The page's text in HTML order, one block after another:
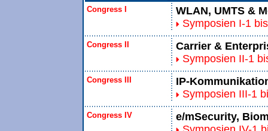
Congress I
WLAN, UMTS &
Symposien I-1
Congress II
Carrier &
Symposien II-1
Congress III
IP-
Symposien III-1
Congress IV
e/mSecurity,